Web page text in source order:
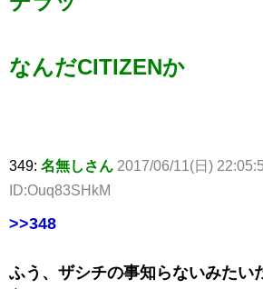
なんだCITIZENか
349: 名無しさん 2017/06/11(日)
ID:Ouq83SHkM
>>348
ふう、ザシチの事知らないみたい